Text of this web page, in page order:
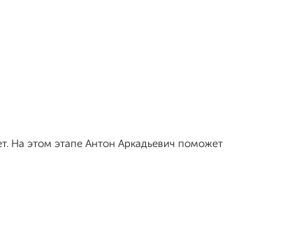
На этом этапе Антон Аркадьевич поможет